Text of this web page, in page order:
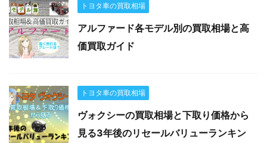
トヨタ車の買取相場
アルファード各モデル別の買取相場と高
価買取ガイド
トヨタ車の買取相場
ヴォクシーの買取相場と下取り価格から
見る3年後のリセールバリューランキン